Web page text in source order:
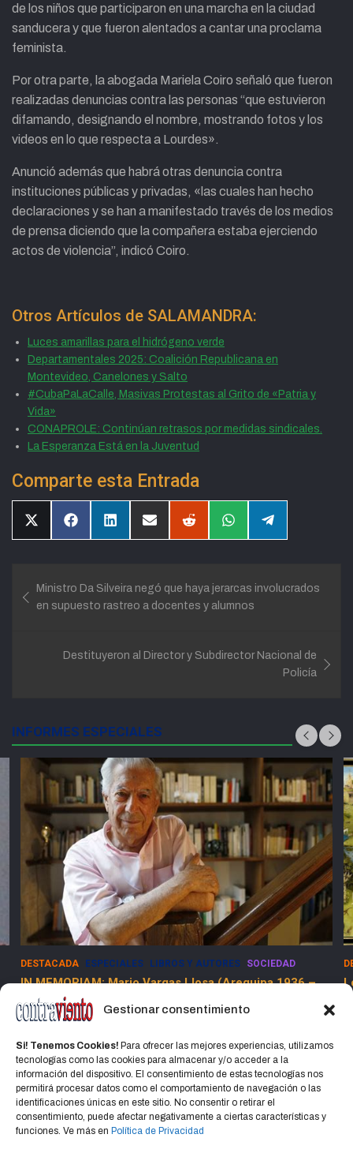
Gestionar consentimiento
Si! Tenemos Cookies! Para ofrecer las mejores experiencias, utilizamos
tecnologías como las cookies para almacenar y/o acceder a la
información del dispositivo. El consentimiento de estas tecnologías nos
permitirá procesar datos como el comportamiento de navegación o las
identificaciones únicas en este sitio. No consentir o retirar el
consentimiento, puede afectar negativamente a ciertas características y
funciones. Ve más en Política de Privacidad
de los niños que participaron en una marcha en la ciudad
sanducera y que fueron alentados a cantar una proclama
feminista.
Por otra parte, la abogada Mariela Coiro señaló que fueron
realizadas denuncias contra las personas “que estuvieron
difamando, designando el nombre, mostrando fotos y los
videos en lo que respecta a Lourdes».
Anunció además que habrá otras denuncia contra
instituciones públicas y privadas, «las cuales han hecho
declaraciones y se han a manifestado través de los medios
de prensa diciendo que la compañera estaba ejerciendo
actos de violencia”, indicó Coiro.
Otros Artículos de SALAMANDRA:
Luces amarillas para el hidrógeno verde
Departamentales 2025: Coalición Republicana en
Montevideo, Canelones y Salto
#CubaPaLaCalle, Masivas Protestas al Grito de «Patria y
Vida»
CONAPROLE: Continúan retrasos por medidas sindicales.
La Esperanza Está en la Juventud
Comparte esta Entrada
CompartirCompartirCompartirCompartirCompartirCompartirCompartir
de
Ministro Da Silveira negó que haya jerarcas involucrados
en supuesto rastreo a docentes y alumnos
Destituyeron al Director y Subdirector Nacional de
Policía
INFORMES ESPECIALES
DESTACADA ESPECIALES LIBROS Y AUTORES SOCIEDAD
IN MEMORIAM: Mario Vargas Llosa (Arequipa 1936 –
Lima 2025)
15 abril, 2025
Home Política de privacidad
CONTACTO